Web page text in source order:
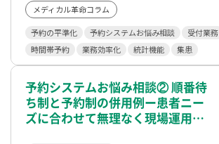
メディカル革命コラム
予約の平準化 予約システムお悩み相談 受付業務
時間帯予約
業務効率化 統計機能 集患
予約システムお悩み相談② 順番待
ち制と予約制の併用例ー患者ニー
ズに合わせて無理なく現場運用を